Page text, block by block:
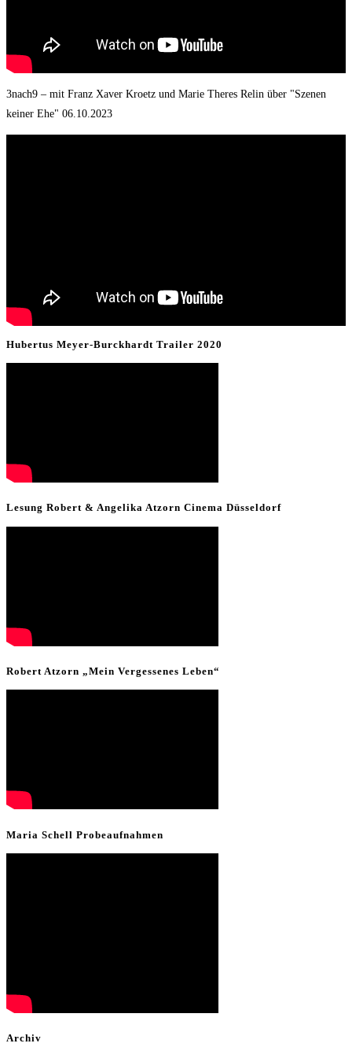
3nach9 – mit Franz Xaver Kroetz und Marie Theres Relin über "Szenen
keiner Ehe" 06.10.2023
Hubertus Meyer-Burckhardt Trailer 2020
Lesung Robert & Angelika Atzorn Cinema Düsseldorf
Robert Atzorn „Mein Vergessenes Leben“
Maria Schell Probeaufnahmen
Archiv